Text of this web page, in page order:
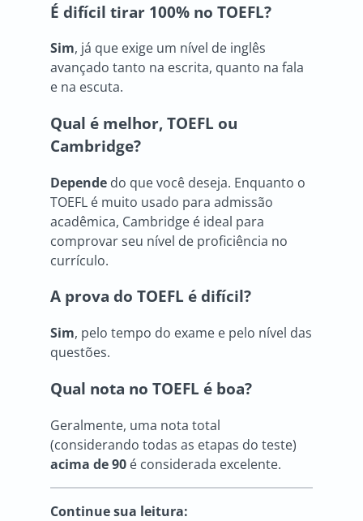
É difícil tirar 100% no TOEFL?
Sim, já que exige um nível de inglês
avançado tanto na escrita, quanto na fala
e na escuta.
Qual é melhor, TOEFL ou
Cambridge?
Depende do que você deseja. Enquanto o
TOEFL é muito usado para admissão
acadêmica, Cambridge é ideal para
comprovar seu nível de proficiência no
currículo.
A prova do TOEFL é difícil?
Sim, pelo tempo do exame e pelo nível das
questões.
Qual nota no TOEFL é boa?
Geralmente, uma nota total
(considerando todas as etapas do teste)
acima de 90 é considerada excelente.
Continue sua leitura: